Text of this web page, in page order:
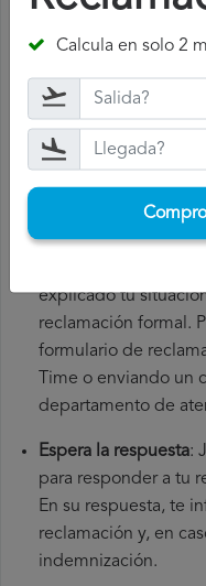
vuelo, la fecha de
aeropuerto de
guardes todos los
vuelo, como la
explicado tu
reclamación formal.
formulario de
Time o enviando un
departamento de
Espera la respuesta:
para responder a tu
En su respuesta, te
reclamación y, en
indemnización.
Calcula en solo 2